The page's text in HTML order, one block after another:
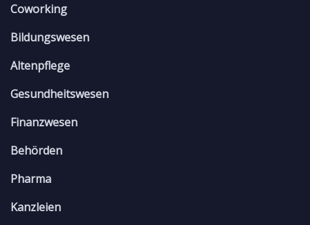
Coworking
Bildungswesen
Altenpflege
Gesundheitswesen
Finanzwesen
Behörden
Pharma
Kanzleien